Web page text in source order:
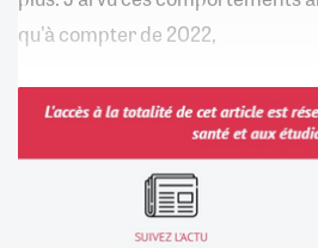
qu'à compter de 2022,